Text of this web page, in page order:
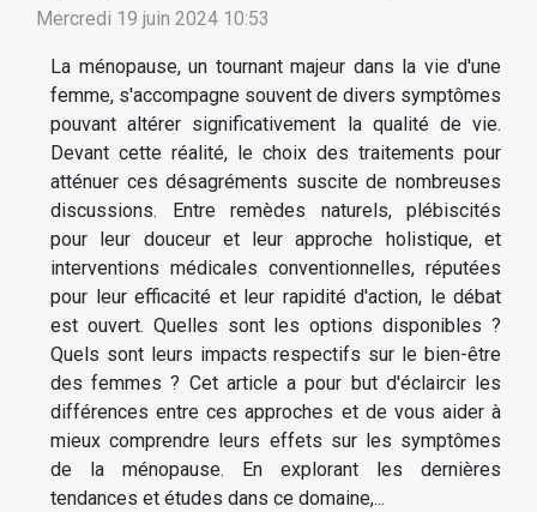
Mercredi 19 juin 2024 10:53
La ménopause, un tournant majeur dans la vie d'une
femme, s'accompagne souvent de divers symptômes
pouvant altérer significativement la qualité de vie.
Devant cette réalité, le choix des traitements pour
atténuer ces désagréments suscite de nombreuses
discussions. Entre remèdes naturels, plébiscités
pour leur douceur et leur approche holistique, et
interventions médicales conventionnelles, réputées
pour leur efficacité et leur rapidité d'action, le débat
est ouvert. Quelles sont les options disponibles ?
Quels sont leurs impacts respectifs sur le bien-être
des femmes ? Cet article a pour but d'éclaircir les
différences entre ces approches et de vous aider à
mieux comprendre leurs effets sur les symptômes
de la ménopause. En explorant les dernières
tendances et études dans ce domaine,...